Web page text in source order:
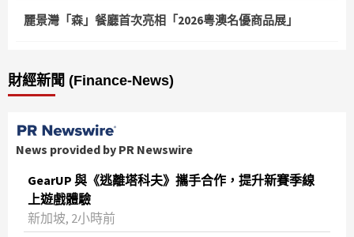
麗景灣「森」餐廳首次亮相「2026粵澳名優商品展」
財經新聞 (Finance-News)
News provided by PR Newswire
GearUP 與《逃離塔科夫》攜手合作，提升新賽季線
上遊戲體驗
新加坡, 2小時前